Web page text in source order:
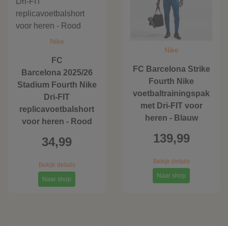
Nike
FC
Barcelona 2025/26
Stadium Fourth Nike
Dri-FIT
replicavoetbalshort
voor heren - Rood
34,99
Bekijk details
Naar shop
Nike
FC Barcelona Strike
Fourth Nike
voetbaltrainingspak
met Dri-FIT voor
heren - Blauw
139,99
Bekijk details
Naar shop